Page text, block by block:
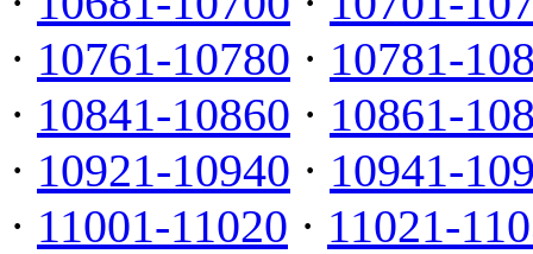
· 10761-10780 · 10781-
· 10841-10860 · 10861-
· 10921-10940 · 10941-
· 11001-11020 · 11021-